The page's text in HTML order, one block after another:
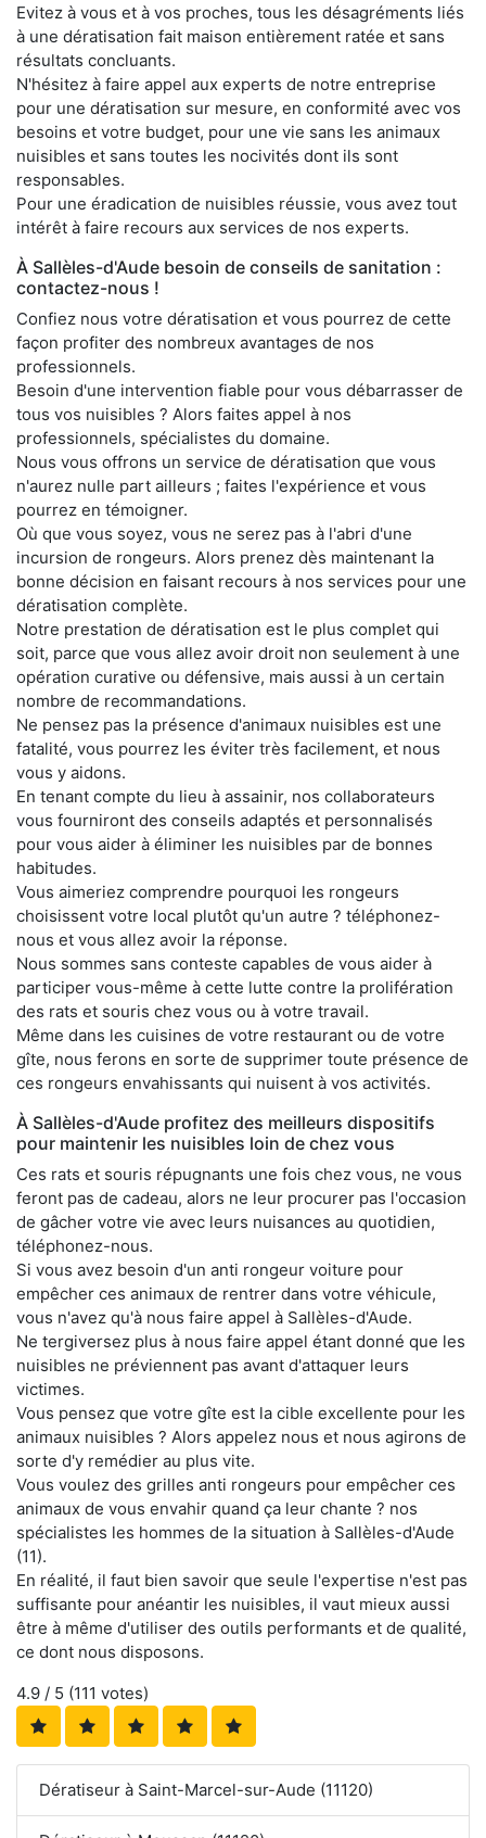
Evitez à vous et à vos proches, tous les désagréments liés
à une dératisation fait maison entièrement ratée et sans
résultats concluants.
N'hésitez à faire appel aux experts de notre entreprise
pour une dératisation sur mesure, en conformité avec vos
besoins et votre budget, pour une vie sans les animaux
nuisibles et sans toutes les nocivités dont ils sont
responsables.
Pour une éradication de nuisibles réussie, vous avez tout
intérêt à faire recours aux services de nos experts.
À Sallèles-d'Aude besoin de conseils de sanitation :
contactez-nous !
Confiez nous votre dératisation et vous pourrez de cette
façon profiter des nombreux avantages de nos
professionnels.
Besoin d'une intervention fiable pour vous débarrasser de
tous vos nuisibles ? Alors faites appel à nos
professionnels, spécialistes du domaine.
Nous vous offrons un service de dératisation que vous
n'aurez nulle part ailleurs ; faites l'expérience et vous
pourrez en témoigner.
Où que vous soyez, vous ne serez pas à l'abri d'une
incursion de rongeurs. Alors prenez dès maintenant la
bonne décision en faisant recours à nos services pour une
dératisation complète.
Notre prestation de dératisation est le plus complet qui
soit, parce que vous allez avoir droit non seulement à une
opération curative ou défensive, mais aussi à un certain
nombre de recommandations.
Ne pensez pas la présence d'animaux nuisibles est une
fatalité, vous pourrez les éviter très facilement, et nous
vous y aidons.
En tenant compte du lieu à assainir, nos collaborateurs
vous fourniront des conseils adaptés et personnalisés
pour vous aider à éliminer les nuisibles par de bonnes
habitudes.
Vous aimeriez comprendre pourquoi les rongeurs
choisissent votre local plutôt qu'un autre ? téléphonez-
nous et vous allez avoir la réponse.
Nous sommes sans conteste capables de vous aider à
participer vous-même à cette lutte contre la prolifération
des rats et souris chez vous ou à votre travail.
Même dans les cuisines de votre restaurant ou de votre
gîte, nous ferons en sorte de supprimer toute présence de
ces rongeurs envahissants qui nuisent à vos activités.
À Sallèles-d'Aude profitez des meilleurs dispositifs
pour maintenir les nuisibles loin de chez vous
Ces rats et souris répugnants une fois chez vous, ne vous
feront pas de cadeau, alors ne leur procurer pas l'occasion
de gâcher votre vie avec leurs nuisances au quotidien,
téléphonez-nous.
Si vous avez besoin d'un anti rongeur voiture pour
empêcher ces animaux de rentrer dans votre véhicule,
vous n'avez qu'à nous faire appel à Sallèles-d'Aude.
Ne tergiversez plus à nous faire appel étant donné que les
nuisibles ne préviennent pas avant d'attaquer leurs
victimes.
Vous pensez que votre gîte est la cible excellente pour les
animaux nuisibles ? Alors appelez nous et nous agirons de
sorte d'y remédier au plus vite.
Vous voulez des grilles anti rongeurs pour empêcher ces
animaux de vous envahir quand ça leur chante ? nos
spécialistes les hommes de la situation à Sallèles-d'Aude
(11).
En réalité, il faut bien savoir que seule l'expertise n'est pas
suffisante pour anéantir les nuisibles, il vaut mieux aussi
être à même d'utiliser des outils performants et de qualité,
ce dont nous disposons.
4.9 / 5 (111 votes)
Dératiseur à Saint-Marcel-sur-Aude (11120)